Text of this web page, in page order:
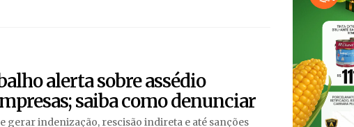
alerta sobre assédio
saiba como denunciar
gerar indenização, rescisão indireta e até sanções